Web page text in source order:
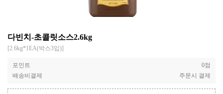
다빈치-초콜릿소스2.6kg
[2.6kg*1EA(박스3입)]
포인트
0점
배송비결제
주문시 결제